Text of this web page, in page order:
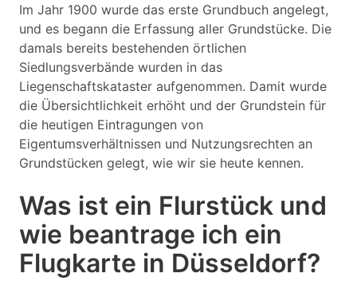
Im Jahr 1900 wurde das erste Grundbuch angelegt,
und es begann die Erfassung aller Grundstücke. Die
damals bereits bestehenden örtlichen
Siedlungsverbände wurden in das
Liegenschaftskataster aufgenommen. Damit wurde
die Übersichtlichkeit erhöht und der Grundstein für
die heutigen Eintragungen von
Eigentumsverhältnissen und Nutzungsrechten an
Grundstücken gelegt, wie wir sie heute kennen.
Was ist ein Flurstück und
wie beantrage ich ein
Flugkarte in Düsseldorf?